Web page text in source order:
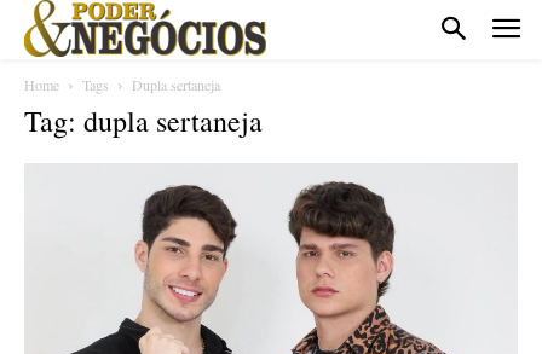
Home Tags Dupla sertaneja
Tag: dupla sertaneja